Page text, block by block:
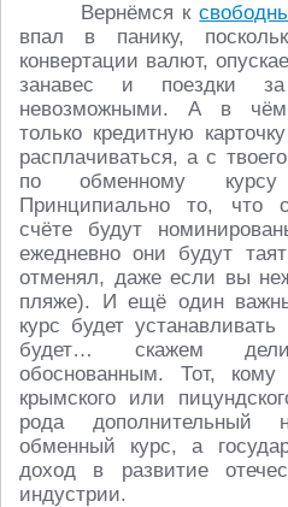
Вернёмся к
впал в панику,
конвертации валют,
занавес и поездки за
невозможными. А в чём
только кредитную
расплачиваться, а с
по обменному
Принципиально то, что
счёте будут
ежедневно они будут
отменял, даже если вы
пляже). И ещё один
курс будет
будет… скажем
обоснованным. Тот,
крымского или
рода дополнительный
обменный курс, а
доход в развитие
индустрии.